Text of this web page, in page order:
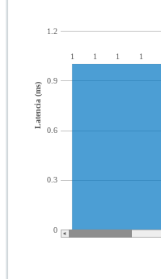
0
0.3
0.6
0.9
1.2
Latencia (ms)
1 1 1 1